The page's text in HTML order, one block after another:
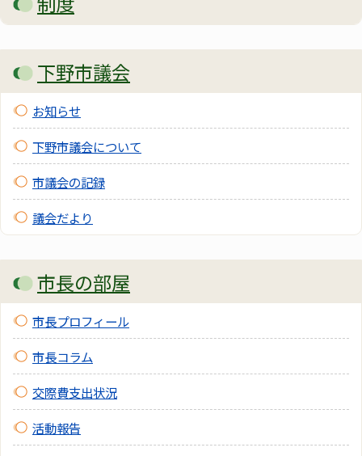
下野市議会
お知らせ
下野市議会について
市議会の記録
議会だより
市長の部屋
市長プロフィール
市長コラム
交際費支出状況
活動報告